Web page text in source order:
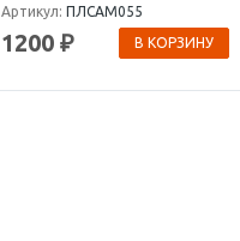
Артикул: ПЛСАМ055
1200 ₽ В КОРЗИНУ